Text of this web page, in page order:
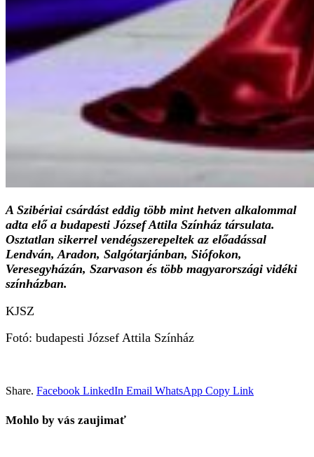
A Szibériai csárdást eddig több mint hetven alkalommal
adta elő a budapesti József Attila Színház társulata.
Osztatlan sikerrel vendégszerepeltek az előadással
Lendván, Aradon, Salgótarjánban, Siófokon,
Veresegyházán, Szarvason és több magyarországi vidéki
színházban.
KJSZ
Fotó: budapesti József Attila Színház
Share. Facebook LinkedIn Email WhatsApp Copy Link
Mohlo by vás zaujimať